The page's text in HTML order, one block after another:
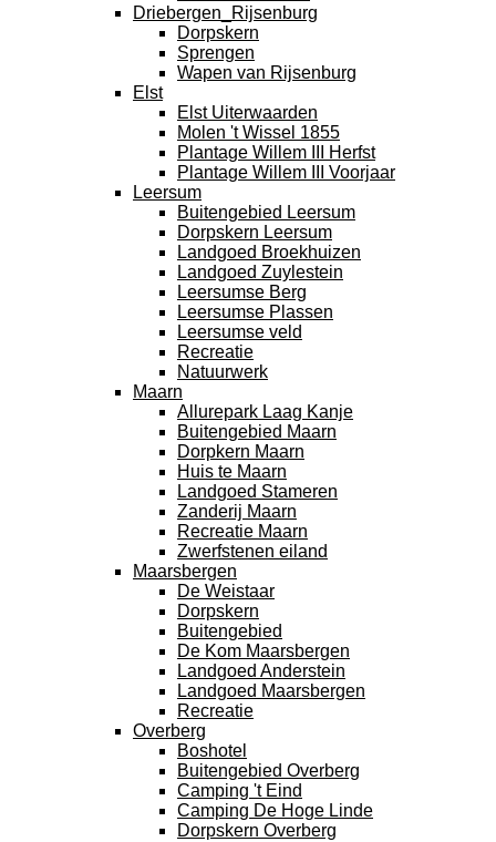
Driebergen_Rijsenburg
Dorpskern
Sprengen
Wapen van Rijsenburg
Elst
Elst Uiterwaarden
Molen 't Wissel 1855
Plantage Willem III Herfst
Plantage Willem III Voorjaar
Leersum
Buitengebied Leersum
Dorpskern Leersum
Landgoed Broekhuizen
Landgoed Zuylestein
Leersumse Berg
Leersumse Plassen
Leersumse veld
Recreatie
Natuurwerk
Maarn
Allurepark Laag Kanje
Buitengebied Maarn
Dorpkern Maarn
Huis te Maarn
Landgoed Stameren
Zanderij Maarn
Recreatie Maarn
Zwerfstenen eiland
Maarsbergen
De Weistaar
Dorpskern
Buitengebied
De Kom Maarsbergen
Landgoed Anderstein
Landgoed Maarsbergen
Recreatie
Overberg
Boshotel
Buitengebied Overberg
Camping 't Eind
Camping De Hoge Linde
Dorpskern Overberg